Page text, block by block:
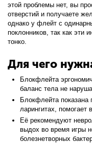
этой проблемы нет, вы
отверстий и получаете
однако у флейт с
поклонников, так как эти
тонко.
Для чего
Блокфлейта
баланс тела не
Блокфлейта показана
ларингитах, помогает
Её рекомендуют
выдох во время игры
болезнетворных